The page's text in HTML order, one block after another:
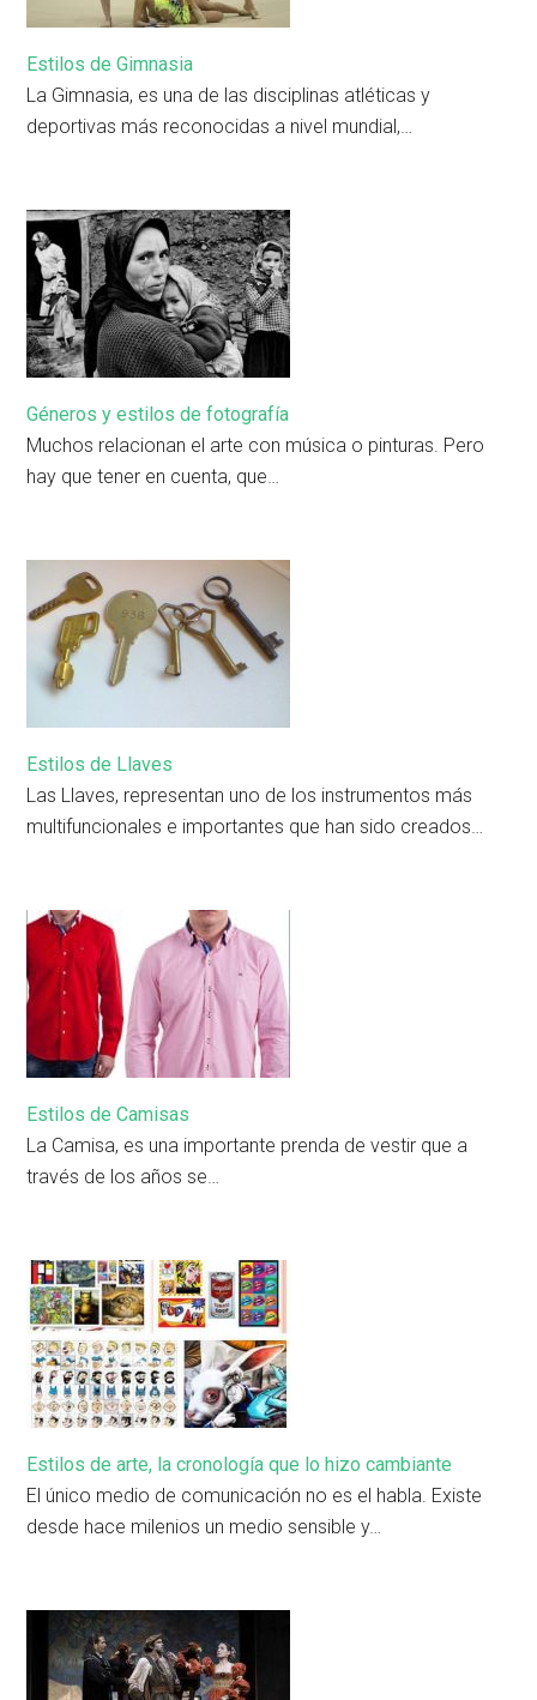
Estilos de Gimnasia
La Gimnasia, es una de las disciplinas atléticas y
deportivas más reconocidas a nivel mundial,…
Géneros y estilos de fotografía
Muchos relacionan el arte con música o pinturas. Pero
hay que tener en cuenta, que…
Estilos de Llaves
Las Llaves, representan uno de los instrumentos más
multifuncionales e importantes que han sido creados…
Estilos de Camisas
La Camisa, es una importante prenda de vestir que a
través de los años se…
Estilos de arte, la cronología que lo hizo cambiante
El único medio de comunicación no es el habla. Existe
desde hace milenios un medio sensible y…